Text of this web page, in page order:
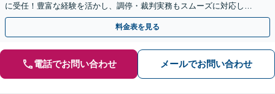
に受任！豊富な経験を活かし、調停・裁判実務もスムーズに対応しま
す【桶川駅6分】【オンライン相談OK】
料金表を見る
電話でお問い合わせ メールでお問い合わせ